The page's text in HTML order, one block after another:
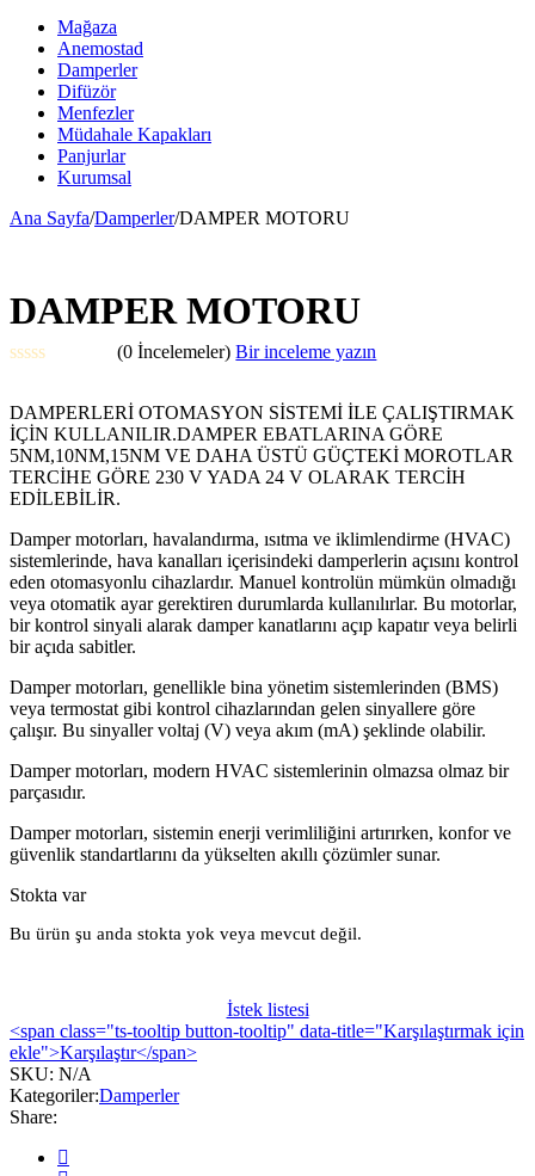
Mağaza
Anemostad
Damperler
Difüzör
Menfezler
Müdahale Kapakları
Panjurlar
Kurumsal
Ana Sayfa/Damperler/DAMPER MOTORU
DAMPER MOTORU
0
oy
aldı
(0 İncelemeler)Bir inceleme yazın
DAMPERLERİ OTOMASYON SİSTEMİ İLE ÇALIŞTIRMAK
İÇİN KULLANILIR.DAMPER EBATLARINA GÖRE
5NM,10NM,15NM VE DAHA ÜSTÜ GÜÇTEKİ MOROTLAR
TERCİHE GÖRE 230 V YADA 24 V OLARAK TERCİH
EDİLEBİLİR.
Damper motorları, havalandırma, ısıtma ve iklimlendirme (HVAC)
sistemlerinde, hava kanalları içerisindeki damperlerin açısını kontrol
eden otomasyonlu cihazlardır. Manuel kontrolün mümkün olmadığı
veya otomatik ayar gerektiren durumlarda kullanılırlar. Bu motorlar,
bir kontrol sinyali alarak damper kanatlarını açıp kapatır veya belirli
bir açıda sabitler.
Damper motorları, genellikle bina yönetim sistemlerinden (BMS)
veya termostat gibi kontrol cihazlarından gelen sinyallere göre
çalışır. Bu sinyaller voltaj (V) veya akım (mA) şeklinde olabilir.
Damper motorları, modern HVAC sistemlerinin olmazsa olmaz bir
parçasıdır.
Damper motorları, sistemin enerji verimliliğini artırırken, konfor ve
güvenlik standartlarını da yükselten akıllı çözümler sunar.
Stokta var
Bu ürün şu anda stokta yok veya mevcut değil.
İstek listesi
<span class="ts-tooltip button-tooltip" data-title="Karşılaştırmak için
ekle">Karşılaştır</span>
SKU: N/A
Kategoriler:Damperler
Share: